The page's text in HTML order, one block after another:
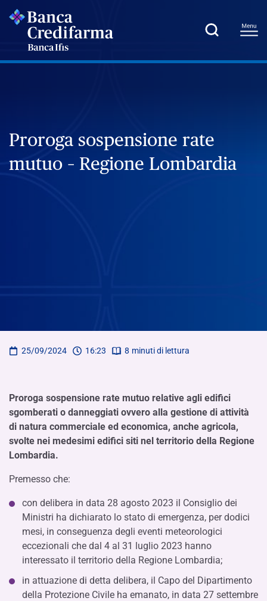
Proroga sospensione rate
mutuo – Regione Lombardia
25/09/2024 16:23 8 minuti di lettura
Proroga sospensione rate mutuo relative agli edifici
sgomberati o danneggiati ovvero alla gestione di attività
di natura commerciale ed economica, anche agricola,
svolte nei medesimi edifici siti nel territorio della Regione
Lombardia.
Premesso che:
con delibera in data 28 agosto 2023 il Consiglio dei
Ministri ha dichiarato lo stato di emergenza, per dodici
mesi, in conseguenza degli eventi meteorologici
eccezionali che dal 4 al 31 luglio 2023 hanno
interessato il territorio della Regione Lombardia;
in attuazione di detta delibera, il Capo del Dipartimento
della Protezione Civile ha emanato, in data 27 settembre